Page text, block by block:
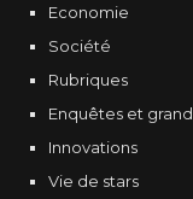
Economie
Société
Rubriques
Enquêtes et
Innovations
Vie de stars